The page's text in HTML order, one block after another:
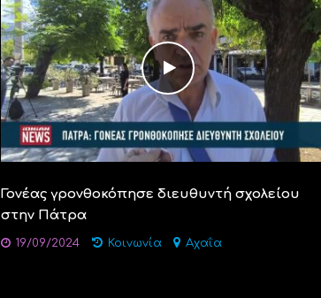
Γονέας γρονθοκόπησε διευθυντή σχολείου
στην Πάτρα
19/09/2024 Κοινωνία Αχαΐα